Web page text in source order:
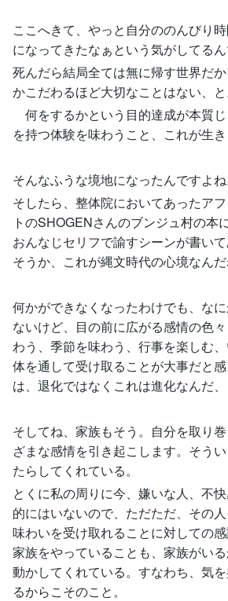
ここへきて、やっと自分ののんびり
になってきたなぁという気がしてるん
死んだら結局全ては無に帰す世界だ
かこだわるほど大切なことはない、と
何をするかという目的達成が本質
を持つ体験を味わうこと、これが生き
そんなふうな境地になったんですよね
そしたら、整体院においてあったア
トのSHOGENさんのブンジュ村の本
おんなじセリフで諭すシーンが書いて
そうか、これが縄文時代の心境なんだ
何かができなくなったわけでも、な
ないけど、目の前に広がる感情の色
わう、季節を味わう、行事を楽しむ
体を通して受け取ることが大事だと
は、退化ではなくこれは進化なんだ、
そしてね、家族もそう。自分を取り
ざまな感情を引き起こします。そう
たらしてくれている。
とくに私の周りに今、嫌いな人、不
的にはいないので、ただただ、その
味わいを受け取れることに対しての感
家族をやっていることも、家族がい
動かしてくれている。すなわち、気
るからこそのこと。